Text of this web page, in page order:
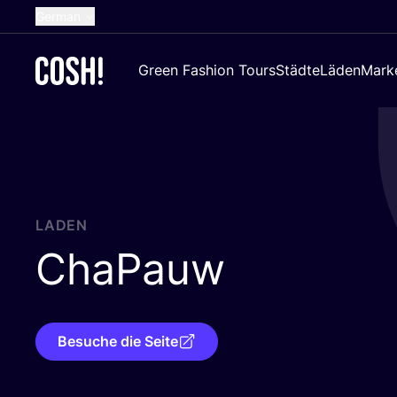
Dutch
Green Fashion ToursStädteLäden
LADEN
ChaPauw
Besuche die Seite